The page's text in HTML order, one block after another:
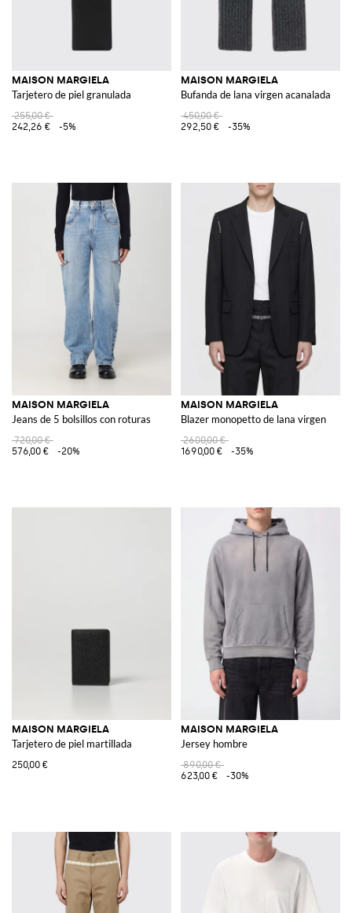
MAISON MARGIELA
Tarjetero de piel granulada
255,00 €
242,26 €
-5%
MAISON MARGIELA
Bufanda de lana virgen acanalada
450,00 €
292,50 €
-35%
MAISON MARGIELA
Jeans de 5 bolsillos con roturas
720,00 €
576,00 €
-20%
MAISON MARGIELA
Blazer monopetto de lana virgen
2600,00 €
1690,00 €
-35%
MAISON MARGIELA
Tarjetero de piel martillada
250,00 €
MAISON MARGIELA
Jersey hombre
890,00 €
623,00 €
-30%